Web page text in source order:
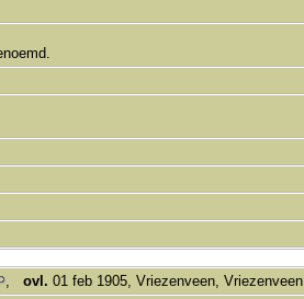
, ovl. 01 feb 1905, Vriezenveen, Vriezenveen